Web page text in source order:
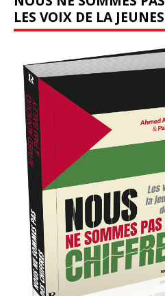
LES VOIX DE LA